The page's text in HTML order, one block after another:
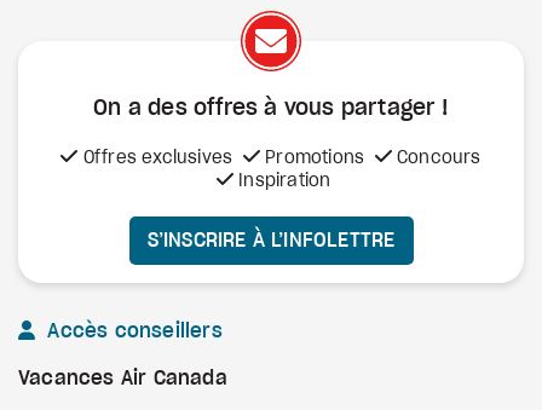
On a des offres à vous partager !
Offres exclusives Promotions
Concours
Inspiration
S’INSCRIRE À L’INFOLETTRE
Accès conseillers
Vacances Air Canada